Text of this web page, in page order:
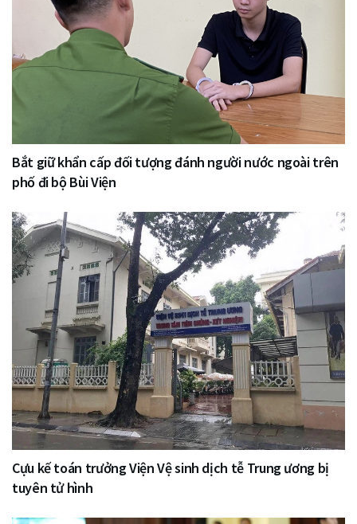
Bắt giữ khẩn cấp đối tượng đánh người nước ngoài trên
phố đi bộ Bùi Viện
Cựu kế toán trưởng Viện Vệ sinh dịch tễ Trung ương bị
tuyên tử hình